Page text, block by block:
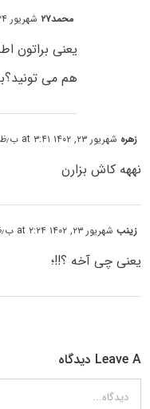
محمد۲۷ شهریور ۲۴, ۱۴۰۲ at ۴:۳۴ ب٫ظ
یعنی براتون
هم می
زهره شهریور ۲۳, ۱۴۰۲ at ۳:۴۱ ب٫ظ
نههه کاش بزارن
زینبشهریور ۲۳, ۱۴۰۲ at ۲:۲۴ ب٫ظ
یعنی چی آخه ؟!!؛
Leave A دیدگاه
دیدگاه